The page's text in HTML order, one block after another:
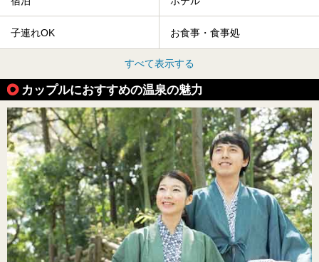
子連れOK お食事・食事処
すべて表示する
カップルにおすすめの温泉の魅力